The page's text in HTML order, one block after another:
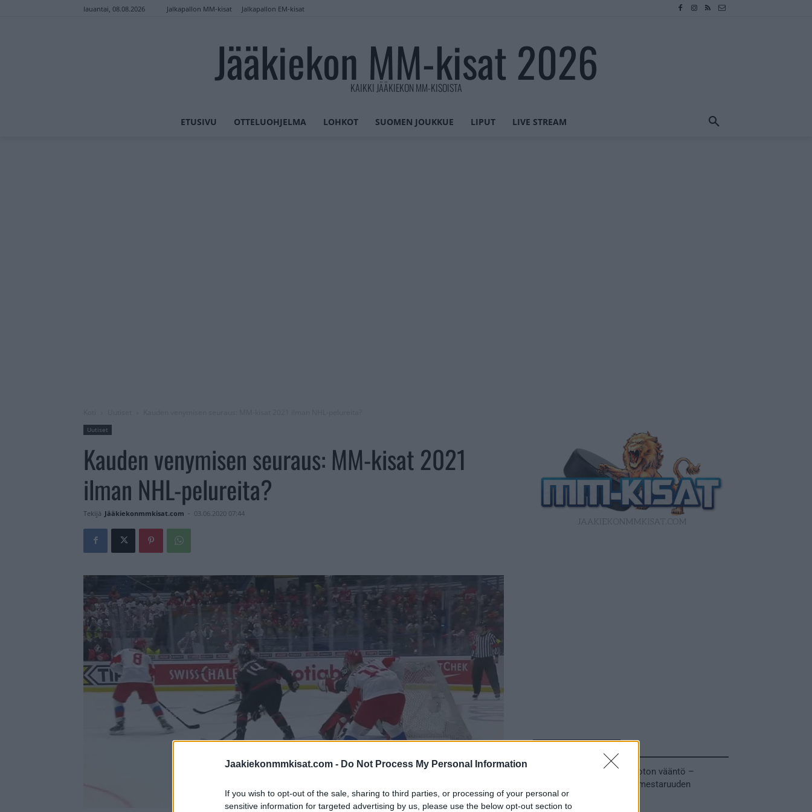
Jaakiekonmmkisat.com - Do Not Process My Personal Information
If you wish to opt-out of the sale, sharing to third parties, or processing of your personal or
sensitive information for targeted advertising by us, please use the below opt-out section to
lauantai, 08.08.2026 Jalkapallon MM-kisat Jalkapallon EM-kisat
Jääkiekon MM-kisat 2026
KAIKKI JÄÄKIEKON MM-KISOISTA
ETUSIVU OTTELUOHJELMA LOHKOT SUOMEN JOUKKUE LIPUT LIVE STREAM
Uutiset
Kauden venymisen seuraus: MM-kisat 2021
ilman NHL-pelureita?
Tekijä Jääkiekonmmkisat.com - 03.06.2020 07:44
MM-kullasta käytiin armoton vääntö –
Leijonat voitti maailmanmestaruuden
jatkoajalla